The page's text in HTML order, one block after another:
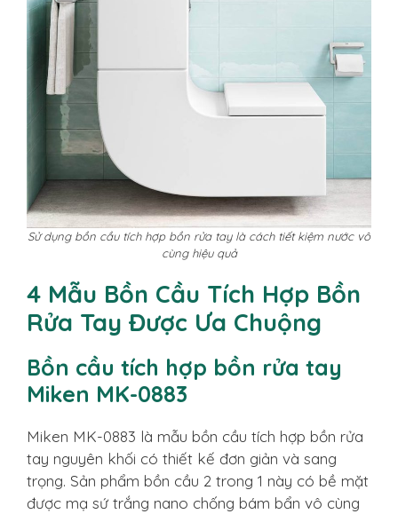
Sử dụng bồn cầu tích hợp bồn rửa tay là cách tiết kiệm nước vô
cùng hiệu quả
4 Mẫu Bồn Cầu Tích Hợp Bồn
Rửa Tay Được Ưa Chuộng
Bồn cầu tích hợp bồn rửa tay
Miken MK-0883
Miken MK-0883 là mẫu bồn cầu tích hợp bồn rửa
tay nguyên khối có thiết kế đơn giản và sang
trọng. Sản phẩm bồn cầu 2 trong 1 này có bề mặt
được mạ sứ trắng nano chống bám bẩn vô cùng